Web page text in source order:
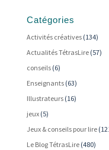
Catégories
Activités créatives(134)
Actualités TétrasLire(57)
conseils(6)
Enseignants(63)
Illustrateurs(16)
jeux(5)
Jeux & conseils pour lire
Le Blog TétrasLire(480)